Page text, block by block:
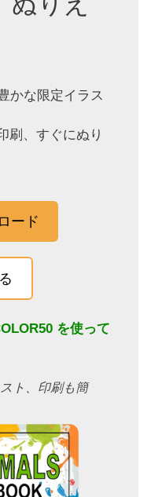
かな限定イラス
刷、すぐにぬり
ード
を使って
ト、印刷も簡